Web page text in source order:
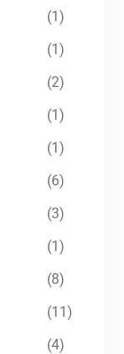
(1)
(1)
(2)
(1)
(1)
(6)
(3)
(1)
(8)
(11)
(4)